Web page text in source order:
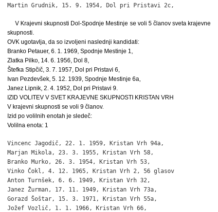
Martin Grudnik, 15. 9. 1954, Dol pri Pristavi 2c,
V Krajevni skupnosti Dol-Spodnje Mestinje se voli 5 članov sveta krajevne
skupnosti.
OVK ugotavlja, da so izvoljeni naslednji kandidati:
Branko Petauer, 6. 1. 1969, Spodnje Mestinje 1,
Zlatka Pilko, 14. 6. 1956, Dol 8,
Štefka Stipčič, 3. 7. 1957, Dol pri Pristavi 6,
Ivan Pezdevšek, 5. 12. 1939, Spodnje Mestinje 6a,
Janez Lipnik, 2. 4. 1952, Dol pri Pristavi 9.
IZID VOLITEV V SVET KRAJEVNE SKUPNOSTI KRISTAN VRH
V krajevni skupnosti se voli 9 članov.
Izid po volilnih enotah je sledeč:
Volilna enota: 1
Vincenc Jagodič, 22. 1. 1959, Kristan Vrh 94a,
Marjan Mikola, 23. 3. 1955, Kristan Vrh 58,
Branko Murko, 26. 3. 1954, Kristan Vrh 53,
Vinko Čokl, 4. 12. 1965, Kristan Vrh 2,	56 glasov
Anton Turnšek, 6. 6. 1949, Kristan Vrh 32,
Janez Žurman, 17. 11. 1949, Kristan Vrh 73a,
Gorazd Šoštar, 15. 3. 1971, Kristan Vrh 55a,
Jožef Vozlič, 1. 1. 1966, Kristan Vrh 66,